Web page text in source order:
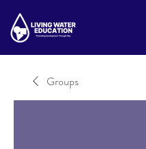
Groups